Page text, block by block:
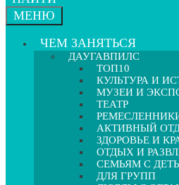
МЕНЮ
ЧЕМ ЗАНЯТЬСЯ
ДАУГАВПИЛС
ТОП10
КУЛЬТУРА И
МУЗЕИ И
ТЕАТР
АКТИВНЫЙ
ЗДОРОВЬЕ И
ОТДЫХ И
СЕМЬЯМ С
ДЛЯ ГРУПП